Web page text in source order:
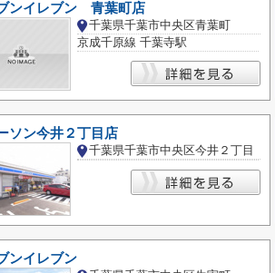
ンイレブン 青葉町店
千葉県千葉市中央区青葉町
京成千原線 千葉寺駅
ソン今井２丁目店
千葉県千葉市中央区今井２丁目
ンイレブン